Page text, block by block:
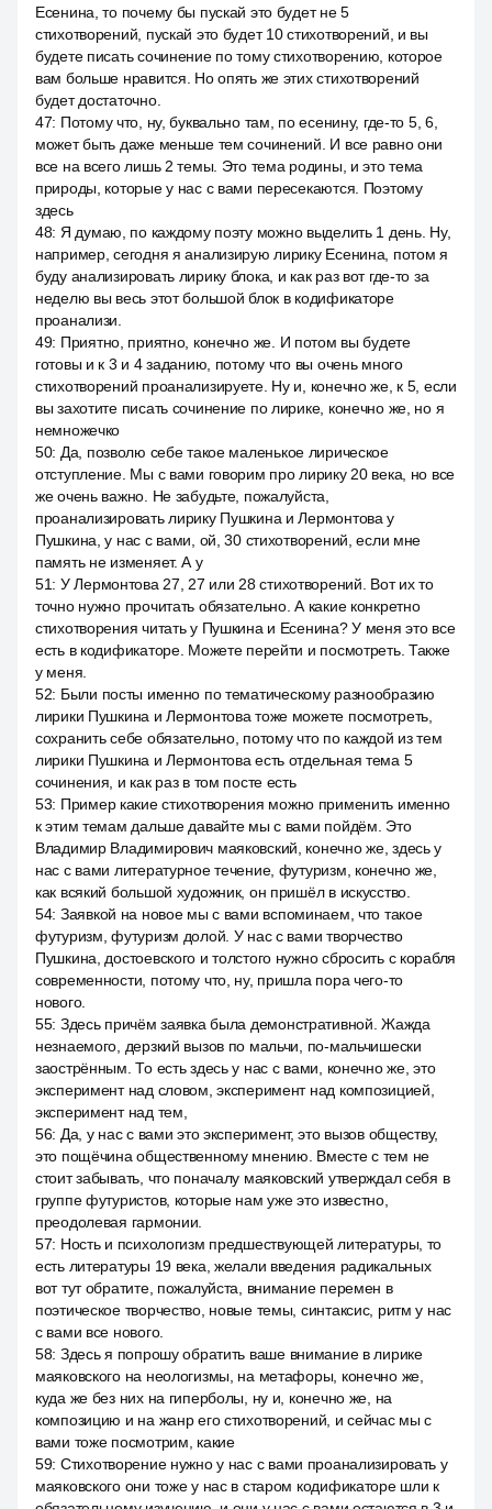
Есенина, то почему бы пускай это будет не 5
стихотворений, пускай это будет 10 стихотворений, и вы
будете писать сочинение по тому стихотворению, которое
вам больше нравится. Но опять же этих стихотворений
будет достаточно.
47: Потому что, ну, буквально там, по есенину, где-то 5, 6,
может быть даже меньше тем сочинений. И все равно они
все на всего лишь 2 темы. Это тема родины, и это тема
природы, которые у нас с вами пересекаются. Поэтому
здесь
48: Я думаю, по каждому поэту можно выделить 1 день. Ну,
например, сегодня я анализирую лирику Есенина, потом я
буду анализировать лирику блока, и как раз вот где-то за
неделю вы весь этот большой блок в кодификаторе
проанализи.
49: Приятно, приятно, конечно же. И потом вы будете
готовы и к 3 и 4 заданию, потому что вы очень много
стихотворений проанализируете. Ну и, конечно же, к 5, если
вы захотите писать сочинение по лирике, конечно же, но я
немножечко
50: Да, позволю себе такое маленькое лирическое
отступление. Мы с вами говорим про лирику 20 века, но все
же очень важно. Не забудьте, пожалуйста,
проанализировать лирику Пушкина и Лермонтова у
Пушкина, у нас с вами, ой, 30 стихотворений, если мне
память не изменяет. А у
51: У Лермонтова 27, 27 или 28 стихотворений. Вот их то
точно нужно прочитать обязательно. А какие конкретно
стихотворения читать у Пушкина и Есенина? У меня это все
есть в кодификаторе. Можете перейти и посмотреть. Также
у меня.
52: Были посты именно по тематическому разнообразию
лирики Пушкина и Лермонтова тоже можете посмотреть,
сохранить себе обязательно, потому что по каждой из тем
лирики Пушкина и Лермонтова есть отдельная тема 5
сочинения, и как раз в том посте есть
53: Пример какие стихотворения можно применить именно
к этим темам дальше давайте мы с вами пойдём. Это
Владимир Владимирович маяковский, конечно же, здесь у
нас с вами литературное течение, футуризм, конечно же,
как всякий большой художник, он пришёл в искусство.
54: Заявкой на новое мы с вами вспоминаем, что такое
футуризм, футуризм долой. У нас с вами творчество
Пушкина, достоевского и толстого нужно сбросить с корабля
современности, потому что, ну, пришла пора чего-то
нового.
55: Здесь причём заявка была демонстративной. Жажда
незнаемого, дерзкий вызов по мальчи, по-мальчишески
заострённым. То есть здесь у нас с вами, конечно же, это
эксперимент над словом, эксперимент над композицией,
эксперимент над тем,
56: Да, у нас с вами это эксперимент, это вызов обществу,
это пощёчина общественному мнению. Вместе с тем не
стоит забывать, что поначалу маяковский утверждал себя в
группе футуристов, которые нам уже это известно,
преодолевая гармонии.
57: Ность и психологизм предшествующей литературы, то
есть литературы 19 века, желали введения радикальных
вот тут обратите, пожалуйста, внимание перемен в
поэтическое творчество, новые темы, синтаксис, ритм у нас
с вами все нового.
58: Здесь я попрошу обратить ваше внимание в лирике
маяковского на неологизмы, на метафоры, конечно же,
куда же без них на гиперболы, ну и, конечно же, на
композицию и на жанр его стихотворений, и сейчас мы с
вами тоже посмотрим, какие
59: Стихотворение нужно у нас с вами проанализировать у
маяковского они тоже у нас в старом кодификаторе шли к